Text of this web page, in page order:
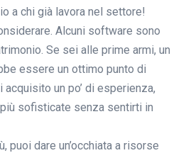
a chi già lavora nel settore!
Alcuni software sono
Se sei alle prime armi, un
essere un ottimo punto di
acquisito un po’ di esperienza,
sofisticate senza sentirti in
puoi dare un’occhiata a risorse